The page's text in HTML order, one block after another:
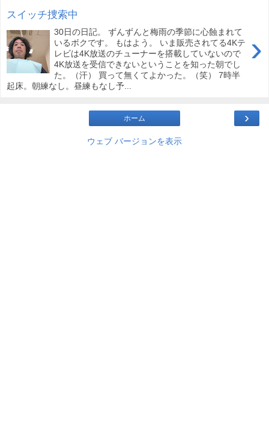
スイッチ捜索中
›
30日の日記。 ずんずんと梅雨の季節に心蝕まれて
いるボクです。 もはよう。 いま販売されてる4Kテ
レビは4K放送のチューナーを搭載していないので
4K放送を受信できないということを知った朝でし
た。（汗） 買って無くてよかった。（笑） 7時半
起床。朝練なし。昼練もなし予...
›
ホーム
ウェブ バージョンを表示